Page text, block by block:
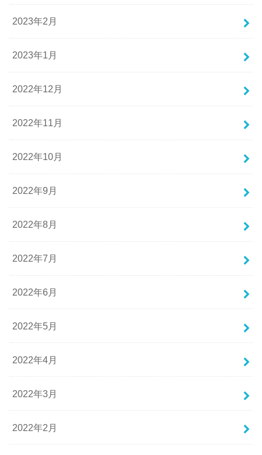
2023年2月
2023年1月
2022年12月
2022年11月
2022年10月
2022年9月
2022年8月
2022年7月
2022年6月
2022年5月
2022年4月
2022年3月
2022年2月